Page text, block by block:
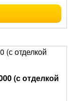
(с отделкой